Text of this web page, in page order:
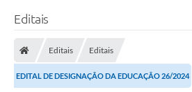
Editais
Editais Editais
EDITAL DE DESIGNAÇÃO DA EDUCAÇÃO 26/2024